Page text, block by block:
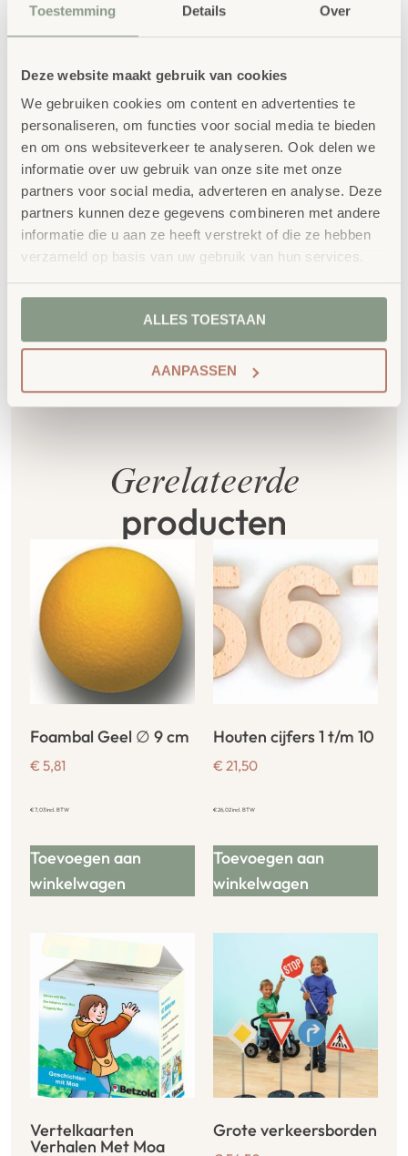
Toestemming Details Over
Deze website maakt gebruik van cookies
We gebruiken cookies om content en advertenties te
personaliseren, om functies voor social media te bieden
en om ons websiteverkeer te analyseren. Ook delen we
informatie over uw gebruik van onze site met onze
partners voor social media, adverteren en analyse. Deze
partners kunnen deze gegevens combineren met andere
informatie die u aan ze heeft verstrekt of die ze hebben
verzameld op basis van uw gebruik van hun services.
ALLES TOESTAAN
AANPASSEN
en onze ervaring
kinderopvangmeubilair is uitvoerig getest en
voldoet aan GS- en TÜV-keuringen
Duurzaamheid: wij werken met circulaire
producten, waaronder onze
OneWood-lijn
100% FSC-gecertificeerd Scandinavisch hout.
Daarnaast zelfs voorzien van het
milieukeurmerkEU-Ecolabel.
Extra informatie
SKU 6593
Gerelateerde
producten
Foambal Geel ∅ 9 cm
€ 5,81
€7,03incl. BTW
Toevoegen aan
winkelwagen
Houten cijfers 1 t/m 10
€ 21,50
€26,02incl. BTW
Toevoegen aan
winkelwagen
Vertelkaarten
Verhalen Met Moa
Grote verkeersborden